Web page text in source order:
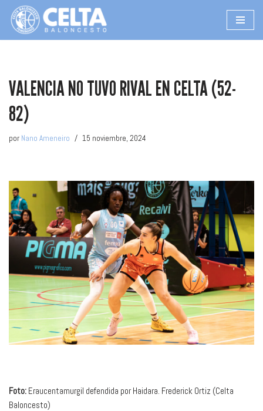
Saltar
VALENCIA NO TUVO RIVAL EN CELTA (52-
82)
por Nano Ameneiro 15 noviembre, 2024
Foto: Eraucentamurgil defendida por Haidara. Frederick Ortiz (Celta
Baloncesto)